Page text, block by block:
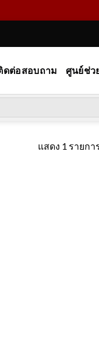
ดต่อสอบถาม ศูนย์ช่ว
แสดง 1 รายกา